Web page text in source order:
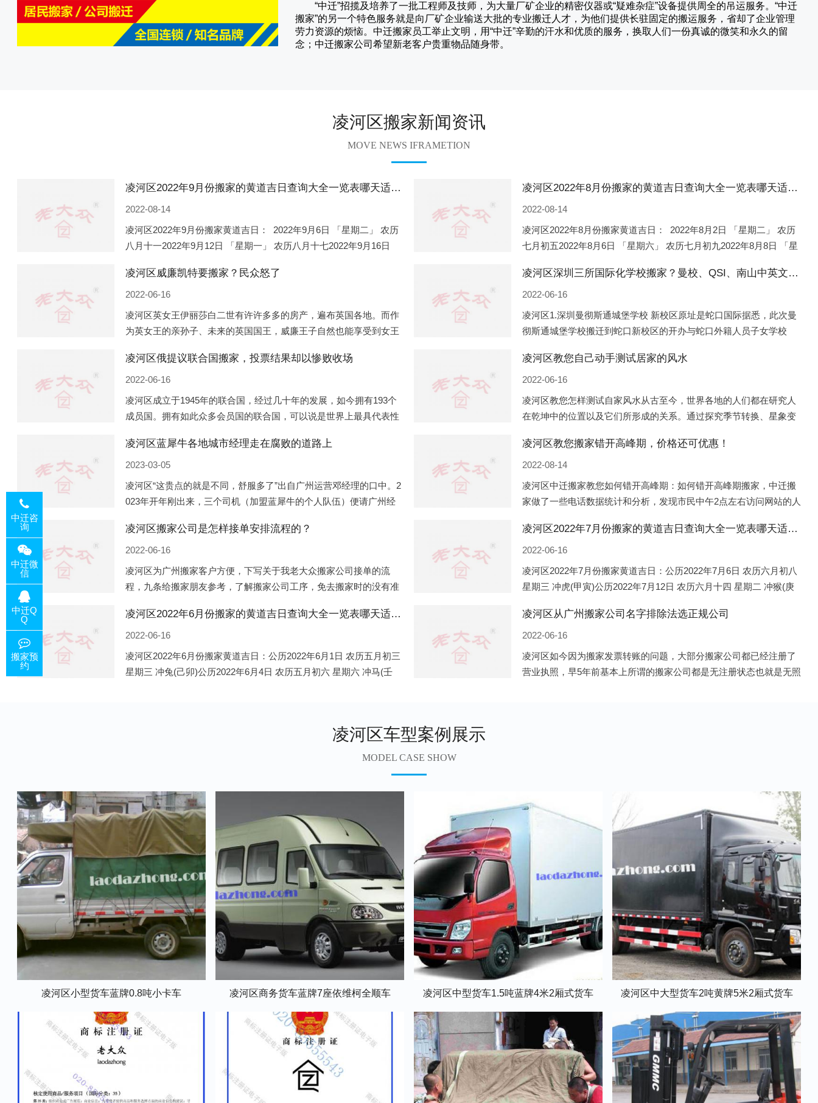
“中迁”招揽及培养了一批工程师及技师，为大量厂矿企业的精密仪器或“疑难杂症”设备提供周全的吊运服务。“中迁
搬家”的另一个特色服务就是向厂矿企业输送大批的专业搬迁人才，为他们提供长驻固定的搬运服务，省却了企业管理
劳力资源的烦恼。中迁搬家员工举止文明，用“中迁”辛勤的汗水和优质的服务，换取人们一份真诚的微笑和永久的留
念；中迁搬家公司希望新老客户贵重物品随身带。
凌河区搬家新闻资讯
MOVE NEWS IFRAMETION
凌河区2022年9月份搬家的黄道吉日查询大全一览表哪天适合搬家好日子
2022-08-14
凌河区2022年9月份搬家黄道吉日： 2022年9月6日 「星期二」 农历
八月十一2022年9月12日 「星期一」 农历八月十七2022年9月16日
凌河区2022年8月份搬家的黄道吉日查询大全一览表哪天适合搬家好日子
2022-08-14
凌河区2022年8月份搬家黄道吉日： 2022年8月2日 「星期二」 农历
七月初五2022年8月6日 「星期六」 农历七月初九2022年8月8日 「星
凌河区威廉凯特要搬家？民众怒了
2022-06-16
凌河区英女王伊丽莎白二世有许许多多的房产，遍布英国各地。而作
为英女王的亲孙子、未来的英国国王，威廉王子自然也能享受到女王
是位于伦敦的肯辛顿宫，一处
凌河区深圳三所国际化学校搬家？曼校、QSI、南山中英文搬走了
2022-06-16
凌河区1.深圳曼彻斯通城堡学校 新校区原址是蛇口国际据悉，此次曼
彻斯通城堡学校搬迁到蛇口新校区的开办与蛇口外籍人员子女学校
正式并入蛇口外籍
凌河区俄提议联合国搬家，投票结果却以惨败收场
2022-06-16
凌河区成立于1945年的联合国，经过几十年的发展，如今拥有193个
成员国。拥有如此众多会员国的联合国，可以说是世界上最具代表性
以美国为首的西方国家
凌河区教您自己动手测试居家的风水
2022-06-16
凌河区教您怎样测试自家风水从古至今，世界各地的人们都在研究人
在乾坤中的位置以及它们所形成的关系。通过探究季节转换、星象变
同住宅中的人，其一生中的财
凌河区蓝犀牛各地城市经理走在腐败的道路上
2023-03-05
凌河区“这贵点的就是不同，舒服多了”出自广州运营邓经理的口中。2
023年开年刚出来，三个司机（加盟蓝犀牛的个人队伍）便请广州经
平摊费用，燃鹅这样的
凌河区教您搬家错开高峰期，价格还可优惠！
2022-08-14
凌河区中迁搬家教您如何错开高峰期：如何错开高峰期搬家，中迁搬
家做了一些电话数据统计和分析，发现市民中午2点左右访问网站的人
最多的，网上QQ微
凌河区搬家公司是怎样接单安排流程的？
2022-06-16
凌河区为广州搬家客户方便，下写关于我老大众搬家公司接单的流
程，九条给搬家朋友参考，了解搬家公司工序，免去搬家时的没有准
电话咨询，初步了解客户搬 家
凌河区2022年7月份搬家的黄道吉日查询大全一览表哪天适合搬家好日子
2022-06-16
凌河区2022年7月份搬家黄道吉日：公历2022年7月6日 农历六月初八
星期三 冲虎(甲寅)公历2022年7月12日 农历六月十四 星期二 冲猴(庚
凌河区2022年6月份搬家的黄道吉日查询大全一览表哪天适合搬家好日子
2022-06-16
凌河区2022年6月份搬家黄道吉日：公历2022年6月1日 农历五月初三
星期三 冲兔(己卯)公历2022年6月4日 农历五月初六 星期六 冲马(壬
凌河区从广州搬家公司名字排除法选正规公司
2022-06-16
凌河区如今因为搬家发票转账的问题，大部分搬家公司都已经注册了
营业执照，早5年前基本上所谓的搬家公司都是无注册状态也就是无照
凌河区车型案例展示
MODEL CASE SHOW
凌河区小型货车蓝牌0.8吨小卡车 凌河区商务货车蓝牌7座依维柯全顺车 凌河区中型货车1.5吨蓝牌4米2厢式货车 凌河区中大型货车2吨黄牌5米2厢式货车
中迁咨
询
中迁微
信
中迁Q
Q
搬家预
约